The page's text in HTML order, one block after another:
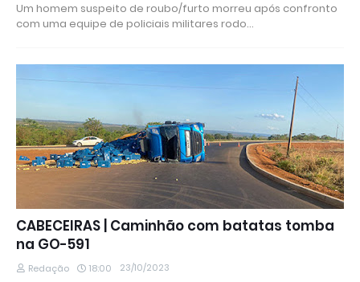
Um homem suspeito de roubo/furto morreu após confronto
com uma equipe de policiais militares rodo…
CABECEIRAS | Caminhão com batatas tomba
na GO-591
Redação 18:00 23/10/2023